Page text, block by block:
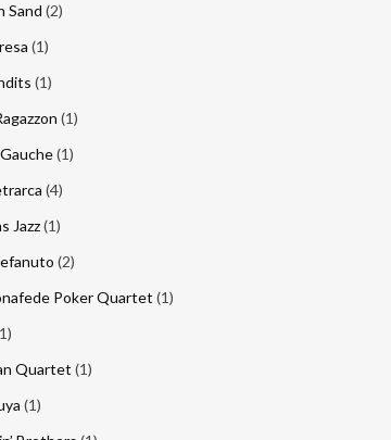
Sand (2)
(1)
(1)
(1)
(1)
(4)
Jazz(1)
(2)
Poker Quartet (1)
Quartet (1)
(1)